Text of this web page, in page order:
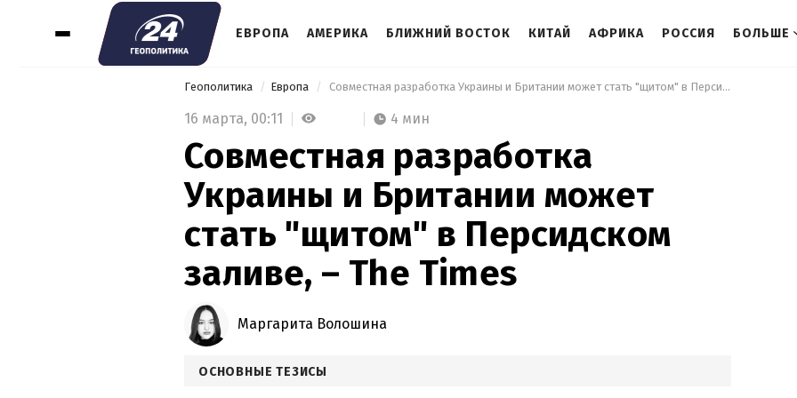
ЕВРОПА АМЕРИКА БЛИЖНИЙ ВОСТОК КИТАЙ АФРИКА РОССИЯ БОЛЬШЕ
Геополитика Европа Совместная разработка Украины и Британии может стать "щитом" в Персидском заливе, – The Times
16 марта, 00:11 4 мин
Совместная разработка
Украины и Британии может
стать "щитом" в Персидском
заливе, – The Times
Маргарита Волошина
ОСНОВНЫЕ ТЕЗИСЫ